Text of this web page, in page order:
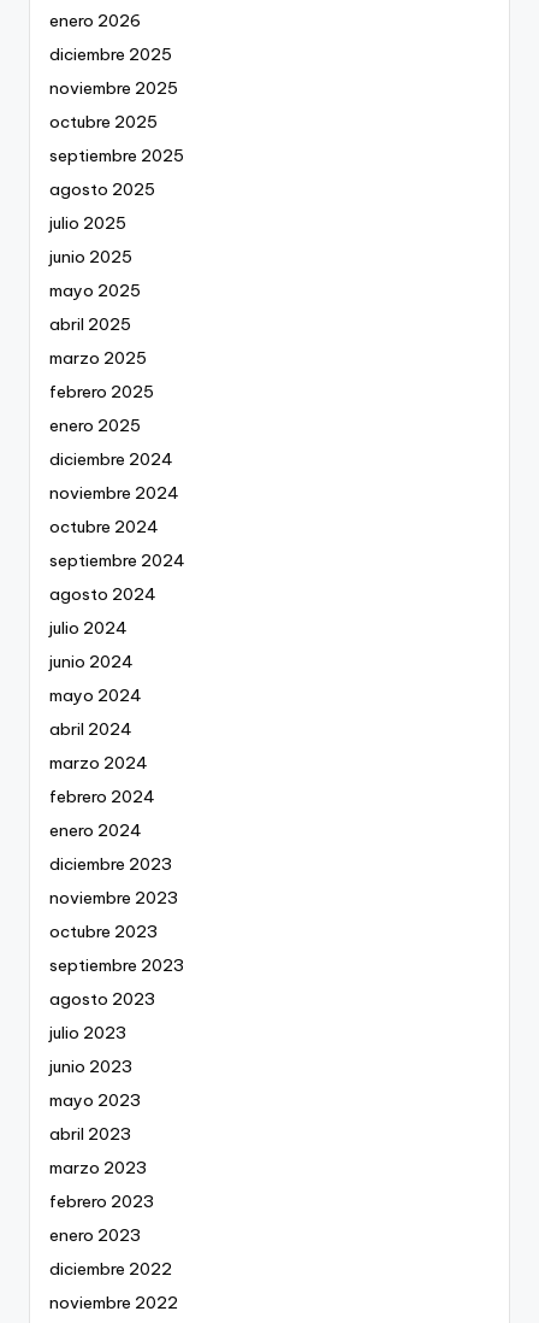
enero 2026
diciembre 2025
noviembre 2025
octubre 2025
septiembre 2025
agosto 2025
julio 2025
junio 2025
mayo 2025
abril 2025
marzo 2025
febrero 2025
enero 2025
diciembre 2024
noviembre 2024
octubre 2024
septiembre 2024
agosto 2024
julio 2024
junio 2024
mayo 2024
abril 2024
marzo 2024
febrero 2024
enero 2024
diciembre 2023
noviembre 2023
octubre 2023
septiembre 2023
agosto 2023
julio 2023
junio 2023
mayo 2023
abril 2023
marzo 2023
febrero 2023
enero 2023
diciembre 2022
noviembre 2022